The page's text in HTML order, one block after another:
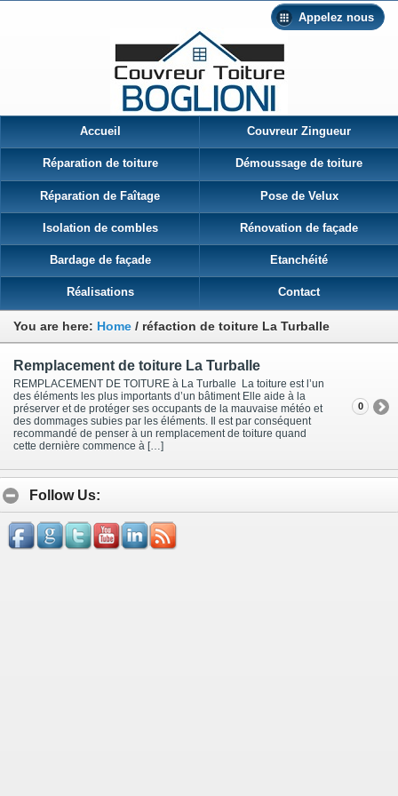
Appelez nous
Accueil Couvreur Zingueur
Réparation de toiture Démoussage de toiture
Réparation de Faîtage Pose de Velux
Isolation de combles Rénovation de façade
Bardage de façade Etanchéité
Réalisations Contact
You are here: Home / réfaction de toiture La Turballe
Remplacement de toiture La Turballe
REMPLACEMENT DE TOITURE à La Turballe La toiture est l’un
des éléments les plus importants d’un bâtiment Elle aide à la
préserver et de protéger ses occupants de la mauvaise météo et
des dommages subies par les éléments. Il est par conséquent
recommandé de penser à un remplacement de toiture quand
cette dernière commence à […]
0
Follow Us: